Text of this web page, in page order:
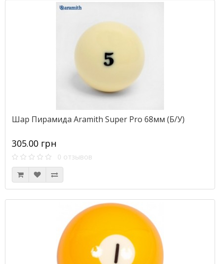
Шар Пирамида Aramith Super Pro 68мм (Б/У)
305.00 грн
0 отзывов